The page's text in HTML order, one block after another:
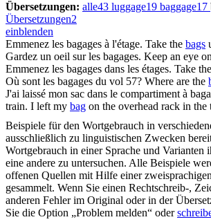
Übersetzungen: alle43 luggage19 baggage17
Übersetzungen2
einblenden
Emmenez les bagages à l'étage. Take the bags
Gardez un oeil sur les bagages. Keep an eye
Emmenez les bagages dans les étages. Take the
Où sont les bagages du vol 57? Where are the
J'ai laissé mon sac dans le compartiment à
train. I left my bag on the overhead rack in the
Beispiele für den Wortgebrauch in
ausschließlich zu linguistischen Zwecken
Wortgebrauch in einer Sprache und Varianten
eine andere zu untersuchen. Alle Beispiele
offenen Quellen mit Hilfe einer
gesammelt. Wenn Sie einen Rechtschreib-,
anderen Fehler im Original oder in der
Sie die Option „Problem melden“ oder